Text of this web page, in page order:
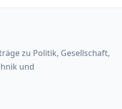
zu Politik, Gesellschaft,
und